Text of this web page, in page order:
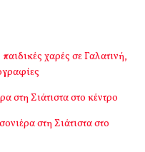
χαρές σε Γαλατινή,
στη Σιάτιστα στο κέντρο
στη Σιάτιστα στο